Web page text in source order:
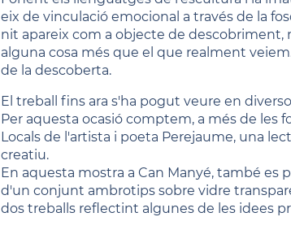
eix de vinculació emocional a través de la
nit apareix com a objecte de descobriment,
alguna cosa més que el que realment
de la descoberta.
El treball fins ara s'ha pogut veure en
Per aquesta ocasió comptem, a més de les
Locals de l'artista i poeta Perejaume, una
creatiu.
En aquesta mostra a Can Manyé, també es
d'un conjunt ambrotips sobre vidre
dos treballs reflectint algunes de les idees